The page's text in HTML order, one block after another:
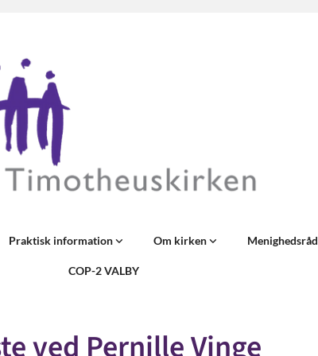
Praktisk information Om kirken Menighedsråd
COP-2 VALBY
ved Pernille Vinge